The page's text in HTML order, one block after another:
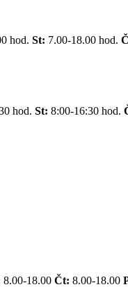
hod. St: 7.00-18.00 hod.
hod. St: 8:00-16:30 hod.
8.00-18.00 Čt: 8.00-18.00